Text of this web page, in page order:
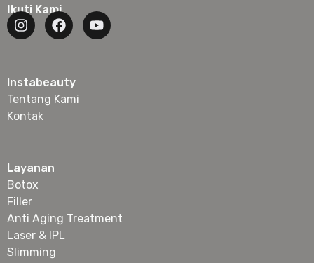
Ikuti Kami
Instabeauty
Tentang Kami
Kontak
Layanan
Botox
Filler
Anti Aging Treatment
Laser & IPL
Slimming